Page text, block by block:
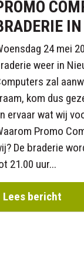
24 mei
weer in
zal
kom dus
ervaar wat wij
Promo
De braderie
21.00 uur...
Lees bericht